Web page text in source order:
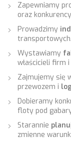
Zapewniamy
oraz
Prowadzimy
transportowych.
Wystawiamy
właścicieli firm
Zajmujemy się
przewozem i
Dobieramy
floty pod
Starannie
zmienne